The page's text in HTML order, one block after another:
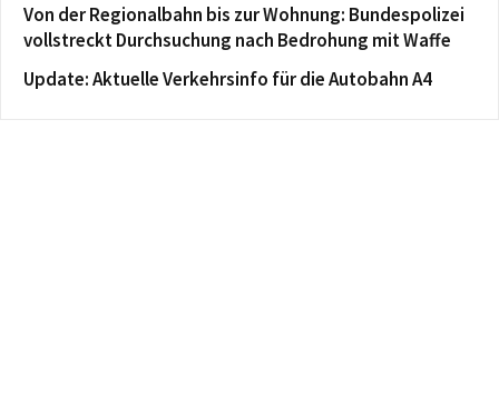
Von der Regionalbahn bis zur Wohnung: Bundespolizei
vollstreckt Durchsuchung nach Bedrohung mit Waffe
Update: Aktuelle Verkehrsinfo für die Autobahn A4